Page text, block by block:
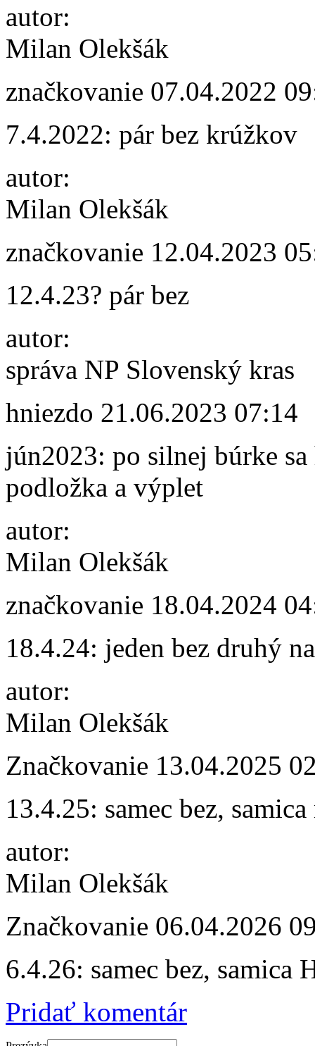
autor:
Milan Olekšák
značkovanie 07.04.2022
7.4.2022: pár bez krúžkov
autor:
Milan Olekšák
značkovanie 12.04.2023
12.4.23? pár bez
autor:
správa NP Slovenský kras
hniezdo 21.06.2023 07:14
jún2023: po silnej búrke
podložka a výplet
autor:
Milan Olekšák
značkovanie 18.04.2024
18.4.24: jeden bez druhý
autor:
Milan Olekšák
Značkovanie 13.04.2025
13.4.25: samec bez,
autor:
Milan Olekšák
Značkovanie 06.04.2026
6.4.26: samec bez, samica
Pridať komentár